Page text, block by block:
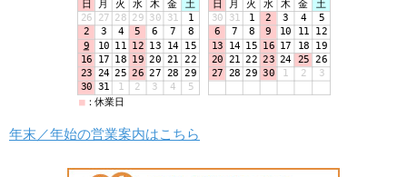
年末／年始の営業案内はこちら